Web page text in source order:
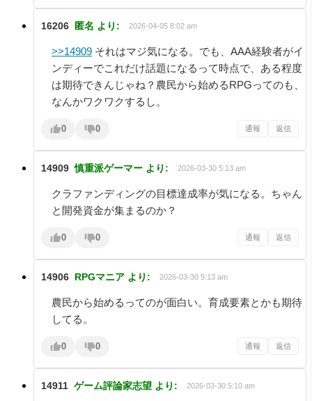
16206 匿名 より: 2026-04-05 8:02 am
>>14909 それはマジ気になる。でも、AAA経験者がイ
ンディーでこれだけ話題になるって時点で、ある程度
は期待できんじゃね？農民から始めるRPGってのも、
なんかワクワクするし。
0 0 通報 返信
14909 慎重派ゲーマー より: 2026-03-30 5:13 am
クラファンディングの目標達成率が気になる。ちゃん
と開発資金が集まるのか？
0 0 通報 返信
14906 RPGマニア より: 2026-03-30 5:13 am
農民から始めるってのが面白い。育成要素とかも期待
してる。
0 0 通報 返信
14911 ゲーム評論家志望 より: 2026-03-30 5:10 am